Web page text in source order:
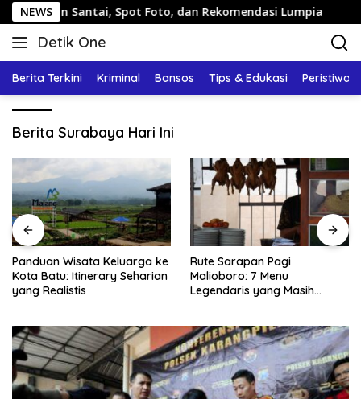
Langsung
ke
konten
NEWS
Santai, Spot Foto, dan Rekomendasi Lumpia
Detik One
Tajam
Fakta
Berita Terkini Kriminal Bansos Tips & Edukasi Peristiwa
Berita Surabaya Hari Ini
Panduan Wisata Keluarga ke
Kota Batu: Itinerary Seharian
yang Realistis
Rute Sarapan Pagi
Malioboro: 7 Menu
Legendaris yang Masih